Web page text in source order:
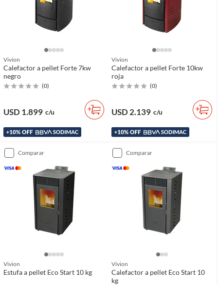
Vivion
Calefactor a pellet Forte 7kw
negro
(0)
USD 1.899 c/u
Vivion
Calefactor a pellet Forte 10kw
roja
(0)
USD 2.139 c/u
comparar
Vivion
Estufa a pellet Eco Start 10 kg
comparar
Vivion
Calefactor a pellet Eco Start 10
kg